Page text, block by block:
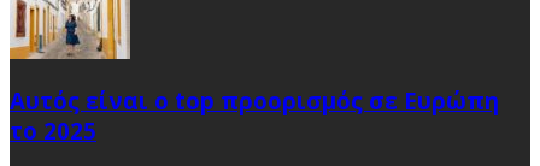
Αυτός είναι ο top προορισμός σε Ευρώπη
το 2025